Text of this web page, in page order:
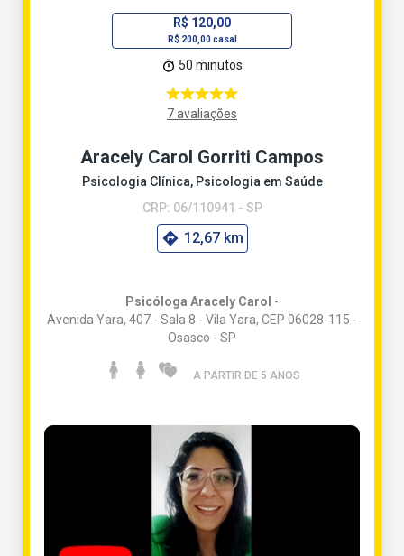
R$ 120,00
R$ 200,00 casal
50 minutos
7 avaliações
Aracely Carol Gorriti Campos
Psicologia Clínica, Psicologia em Saúde
CRP: 06/110941 - SP
12,67 km
Psicóloga Aracely Carol -
Avenida Yara, 407 - Sala 8 - Vila Yara, CEP 06028-115 -
Osasco - SP
A PARTIR DE 5 ANOS